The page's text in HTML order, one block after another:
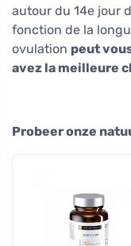
autour du 14e jour
fonction de la
ovulation peut
avez la meilleure
Probeer onze